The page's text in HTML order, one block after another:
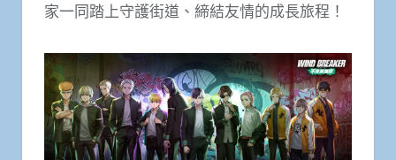
家一同踏上守護街道、締結友情的成長旅程！